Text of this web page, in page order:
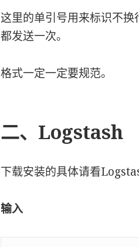
这里的单引号用来标识不
都发送一次。
格式一定一定要规范。
二、Logstash
下载安装的具体请看
输入